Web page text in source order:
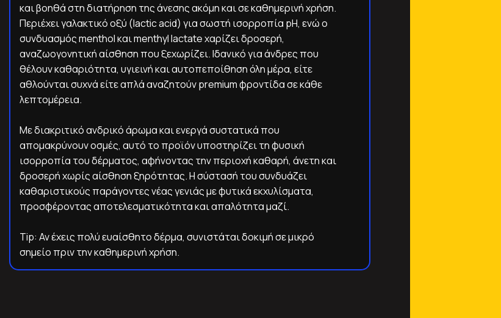
και βοηθά στη διατήρηση της άνεσης ακόμη και σε καθημερινή χρήση.
Περιέχει γαλακτικό οξύ (lactic acid) για σωστή ισορροπία pH, ενώ ο
συνδυασμός menthol και menthyl lactate χαρίζει δροσερή,
αναζωογονητική αίσθηση που ξεχωρίζει. Ιδανικό για άνδρες που
θέλουν καθαριότητα, υγιεινή και αυτοπεποίθηση όλη μέρα, είτε
αθλούνται συχνά είτε απλά αναζητούν premium φροντίδα σε κάθε
λεπτομέρεια.
Με διακριτικό ανδρικό άρωμα και ενεργά συστατικά που
απομακρύνουν οσμές, αυτό το προϊόν υποστηρίζει τη φυσική
ισορροπία του δέρματος, αφήνοντας την περιοχή καθαρή, άνετη και
δροσερή χωρίς αίσθηση ξηρότητας. Η σύστασή του συνδυάζει
καθαριστικούς παράγοντες νέας γενιάς με φυτικά εκχυλίσματα,
προσφέροντας αποτελεσματικότητα και απαλότητα μαζί.
Tip: Αν έχεις πολύ ευαίσθητο δέρμα, συνιστάται δοκιμή σε μικρό
σημείο πριν την καθημερινή χρήση.